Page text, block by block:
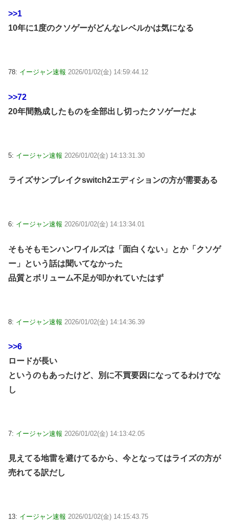
>>1
10年に1度のクソゲーがどんなレベルかは気になる
78: イージャン速報 2026/01/02(金) 14:59:44.12
>>72
20年間熟成したものを全部出し切ったクソゲーだよ
5: イージャン速報 2026/01/02(金) 14:13:31.30
ライズサンブレイクswitch2エディションの方が需要ある
6: イージャン速報 2026/01/02(金) 14:13:34.01
そもそもモンハンワイルズは「面白くない」とか「クソゲ
ー」という話は聞いてなかった
品質とボリューム不足が叩かれていたはず
8: イージャン速報 2026/01/02(金) 14:14:36.39
>>6
ロードが長い
というのもあったけど、別に不買要因になってるわけでな
し
7: イージャン速報 2026/01/02(金) 14:13:42.05
見えてる地雷を避けてるから、今となってはライズの方が
売れてる訳だし
13: イージャン速報 2026/01/02(金) 14:15:43.75